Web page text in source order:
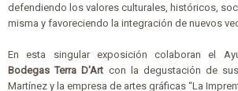
defendiendo los valores culturales, históricos,
misma y favoreciendo la integración de nuevos
En esta singular exposición colaboran el
Bodegas Terra D'Art con la degustación de
Martínez y la empresa de artes gráficas “La